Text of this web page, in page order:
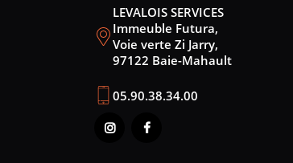
LEVALOIS SERVICES
Immeuble Futura,
Voie verte Zi Jarry,
97122 Baie-Mahault
05.90.38.34.00